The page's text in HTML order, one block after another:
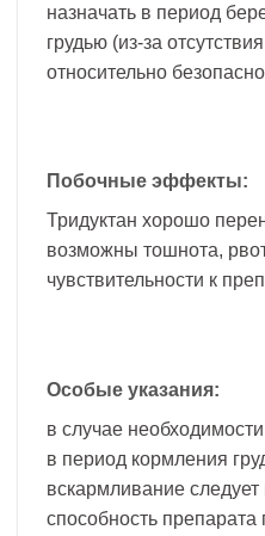
назначать в период
грудью (из-за
относительно
Побочные эффекты:
Тридуктан хорошо
возможны тошнота,
чувствительности к
Особые указания:
в случае
в период кормления
вскармливание следует
способность препарата